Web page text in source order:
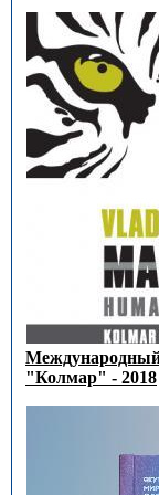
"Колмар" - 2018